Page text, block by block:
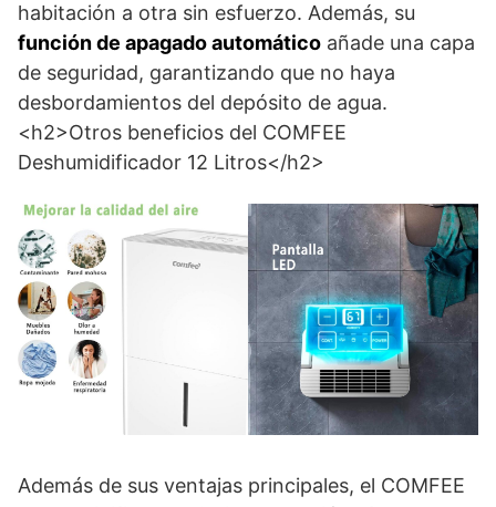
habitación a otra sin esfuerzo. Además, su
función de apagado automático añade una capa
de seguridad, garantizando que no haya
desbordamientos del depósito de agua.
<h2>Otros beneficios del COMFEE
Deshumidificador 12 Litros</h2>
Además de sus ventajas principales, el COMFEE